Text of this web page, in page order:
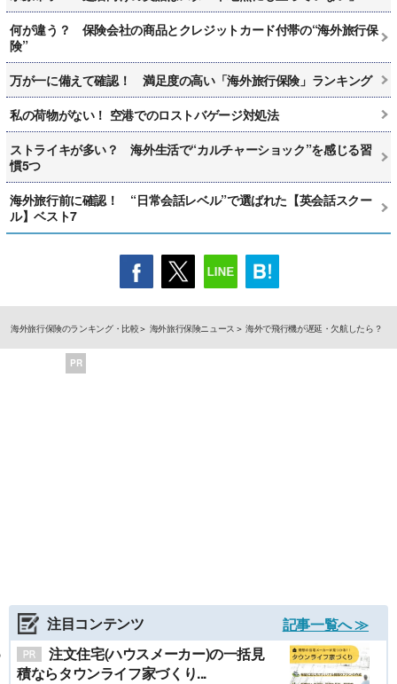
何が違う？ 保険会社の商品とクレジットカード付帯の“海外旅行保
険”
万が一に備えて確認！ 満足度の高い「海外旅行保険」ランキング
私の荷物がない！ 空港でのロストバゲージ対処法
ストライキが多い？ 海外生活で“カルチャーショック”を感じる習
慣5つ
海外旅行前に確認！ “日常会話レベル”で選ばれた【英会話スクー
ル】ベスト7
海外旅行保険のランキング・比較 海外旅行保険ニュース 海外で飛行機が遅延・欠航したら？
PR
注目コンテンツ
記事一覧へ ≫
注文住宅(ハウスメーカー)の一括見
積ならタウンライフ家づくり...